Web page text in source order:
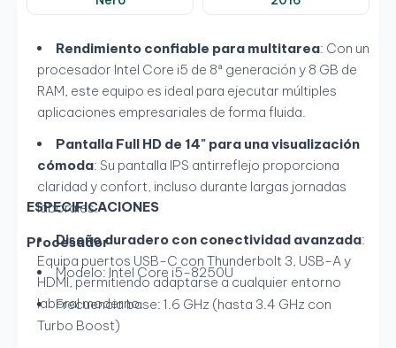
Rendimiento confiable para multitarea: Con un
procesador Intel Core i5 de 8ª generación y 8 GB de
RAM, este equipo es ideal para ejecutar múltiples
aplicaciones empresariales de forma fluida.
Pantalla Full HD de 14" para una visualización
cómoda: Su pantalla IPS antirreflejo proporciona
claridad y confort, incluso durante largas jornadas
laborales.
Diseño duradero con conectividad avanzada:
Equipa puertos USB-C con Thunderbolt 3, USB-A y
HDMI, permitiendo adaptarse a cualquier entorno
laboral moderno.
ESPECIFICACIONES
Procesador
Modelo: Intel Core i5-8250U
Frecuencia base: 1.6 GHz (hasta 3.4 GHz con
Turbo Boost)